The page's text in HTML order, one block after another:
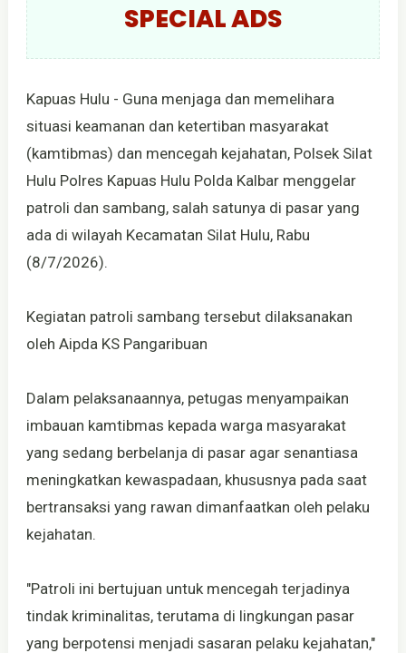
SPECIAL ADS
Kapuas Hulu - Guna menjaga dan memelihara
situasi keamanan dan ketertiban masyarakat
(kamtibmas) dan mencegah kejahatan, Polsek Silat
Hulu Polres Kapuas Hulu Polda Kalbar menggelar
patroli dan sambang, salah satunya di pasar yang
ada di wilayah Kecamatan Silat Hulu, Rabu
(8/7/2026).
Kegiatan patroli sambang tersebut dilaksanakan
oleh Aipda KS Pangaribuan
Dalam pelaksanaannya, petugas menyampaikan
imbauan kamtibmas kepada warga masyarakat
yang sedang berbelanja di pasar agar senantiasa
meningkatkan kewaspadaan, khususnya pada saat
bertransaksi yang rawan dimanfaatkan oleh pelaku
kejahatan.
"Patroli ini bertujuan untuk mencegah terjadinya
tindak kriminalitas, terutama di lingkungan pasar
yang berpotensi menjadi sasaran pelaku kejahatan,"